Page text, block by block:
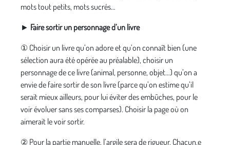
mots tout petits, mots sucrés…
► Faire sortir un personnage d’un livre
① Choisir un livre qu’on adore et qu’on connaît bien (une
sélection aura été opérée au préalable), choisir un
personnage de ce livre (animal, personne, objet…) qu’on a
envie de faire sortir de son livre (parce qu’on estime qu’il
serait mieux ailleurs, pour lui éviter des embûches, pour le
voir évoluer sans ses comparses). Choisir la page où on
aimerait le voir sortir.
② Pour la partie manuelle, l’argile sera de rigueur. Chacun.e